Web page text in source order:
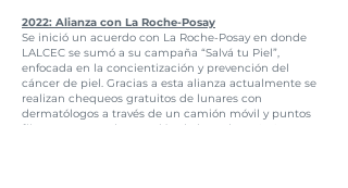
2022: Alianza con La Roche-Posay
Se inició un acuerdo con La Roche-Posay en donde
LALCEC se sumó a su campaña “Salvá tu Piel”,
enfocada en la concientización y prevención del
cáncer de piel. Gracias a esta alianza actualmente se
realizan chequeos gratuitos de lunares con
dermatólogos a través de un camión móvil y puntos
fijos en centros de atención de la Red LALCEC.